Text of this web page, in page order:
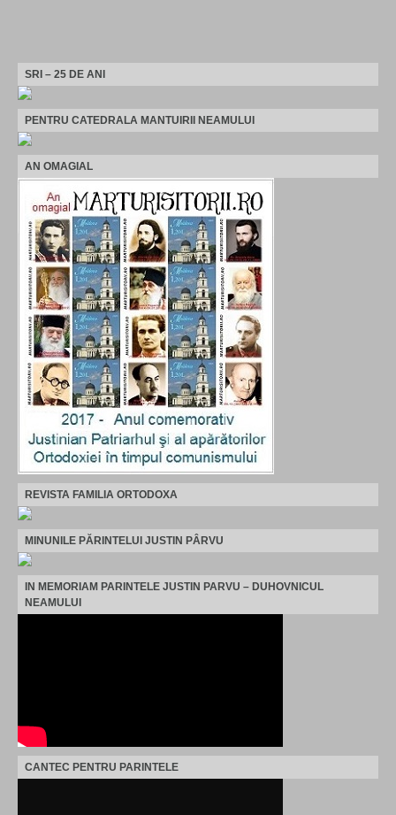
SRI – 25 DE ANI
PENTRU CATEDRALA MANTUIRII NEAMULUI
AN OMAGIAL
REVISTA FAMILIA ORTODOXA
MINUNILE PĂRINTELUI JUSTIN PÂRVU
IN MEMORIAM PARINTELE JUSTIN PARVU – DUHOVNICUL
NEAMULUI
CANTEC PENTRU PARINTELE